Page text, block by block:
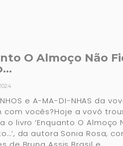
O Almoço Não
e A-MA-DI-NHAS da
com vocês?Hoje a vovó
o livro ‘Enquanto O Almoço
da autora Sonia Rosa,